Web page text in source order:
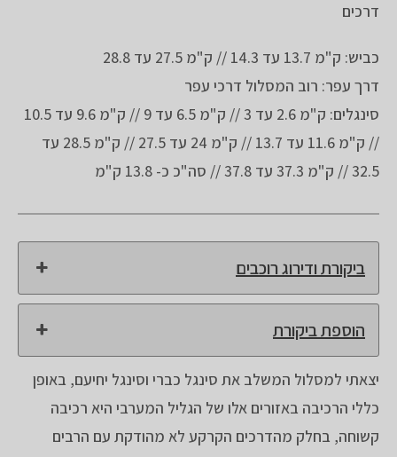
דרכים
כביש: ק"מ 13.7 עד 14.3 // ק"מ 27.5 עד 28.8
דרך עפר: רוב המסלול דרכי עפר
סינגלים: ק"מ 2.6 עד 3 // ק"מ 6.5 עד 9 // ק"מ 9.6 עד 10.5
// ק"מ 11.6 עד 13.7 // ק"מ 24 עד 27.5 // ק"מ 28.5 עד
32.5 // ק"מ 37.3 עד 37.8 // סה"כ כ- 13.8 ק"מ
ביקורת ודירוג רוכבים
הוספת ביקורת
יצאתי למסלול המשלב את סינגל כברי וסינגל יחיעם, באופן
כללי הרכיבה באזורים אלו של הגליל המערבי היא רכיבה
קשוחה, בחלק מהדרכים הקרקע לא מהודקת עם הרבים